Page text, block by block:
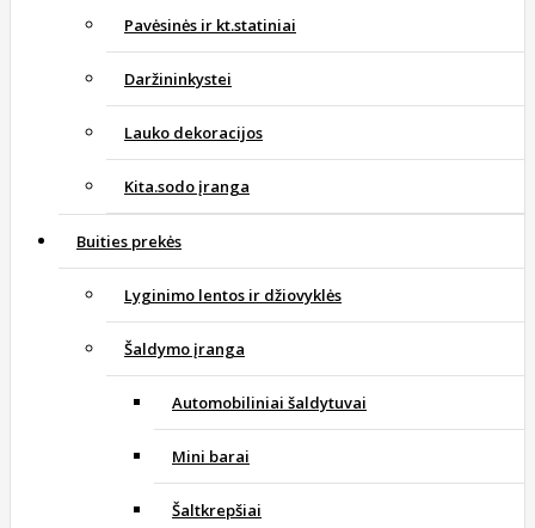
Pavėsinės ir kt.statiniai
Daržininkystei
Lauko dekoracijos
Kita.sodo įranga
Buities prekės
Lyginimo lentos ir džiovyklės
Šaldymo įranga
Automobiliniai šaldytuvai
Mini barai
Šaltkrepšiai